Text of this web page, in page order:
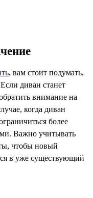
, вам стоит подумать,
диван станет
внимание на
когда диван
более
Важно учитывать
чтобы новый
в уже существующий